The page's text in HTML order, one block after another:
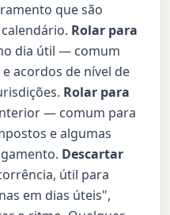
que são
Rolar para
dia útil — comum
acordos de nível de
Rolar para
— comum para
e algumas
Descartar
útil para
em dias úteis",